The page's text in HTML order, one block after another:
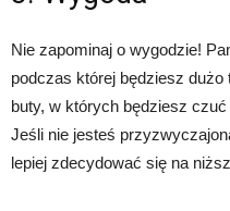
Nie zapominaj o wygodzie!
podczas której będziesz
buty, w których będziesz
Jeśli nie jesteś
lepiej zdecydować się na